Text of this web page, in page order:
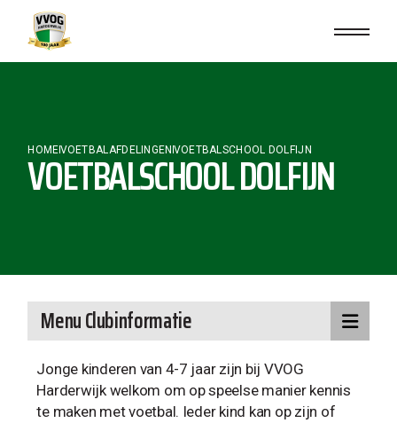
HOMEVOETBALAFDELINGEN VOETBALSCHOOL DOLFIJN
VOETBALSCHOOL DOLFIJN
Jonge kinderen van 4-7 jaar zijn bij VVOG
Harderwijk welkom om op speelse manier kennis
te maken met voetbal. Ieder kind kan op zijn of
Menu Clubinformatie